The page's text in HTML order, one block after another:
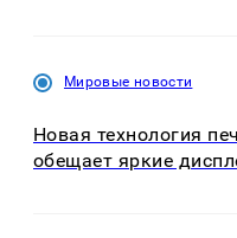
Мировые новости
Новая технология
обещает яркие